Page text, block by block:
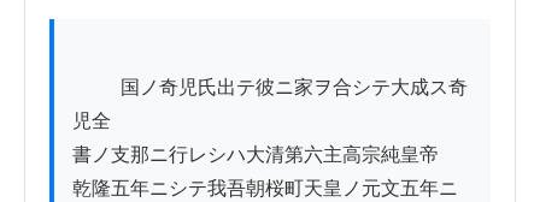
児全
書ノ支那ニ行レシハ大清第六主高宗純皇帝
乾隆五年ニシテ我吾朝桜町天皇ノ元文五年ニ